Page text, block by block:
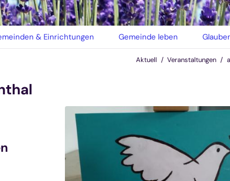
& Einrichtungen Gemeinde leben
Aktuell Veranstaltungen